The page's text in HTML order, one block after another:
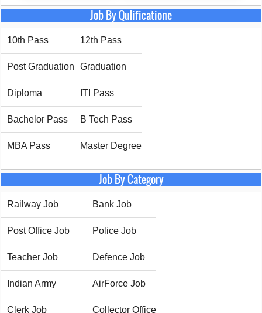
Job By Qulificatione
10th Pass 12th Pass
Post Graduation Graduation
Diploma ITI Pass
Bachelor Pass B Tech Pass
MBA Pass Master Degree
Job By Category
Railway Job Bank Job
Post Office Job Police Job
Teacher Job Defence Job
Indian Army AirForce Job
Clerk Job Collector Office